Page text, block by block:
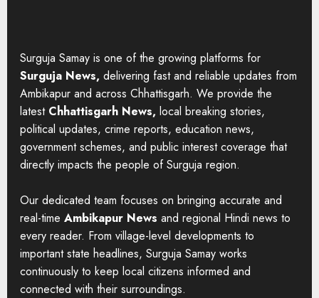
Surguja Samay is one of the growing platforms for
Surguja News, delivering fast and reliable updates from
Ambikapur and across Chhattisgarh. We provide the
latest Chhattisgarh News, local breaking stories,
political updates, crime reports, education news,
government schemes, and public interest coverage that
directly impacts the people of Surguja region.
Our dedicated team focuses on bringing accurate and
real-time Ambikapur News and regional Hindi news to
every reader. From village-level developments to
important state headlines, Surguja Samay works
continuously to keep local citizens informed and
connected with their surroundings.